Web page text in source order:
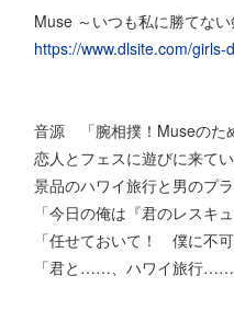
Muse ～いつも私に勝てな
https://www.dlsite.com/
音源 「腕相撲！Museのた
恋人とフェスに遊びに来て
景品のハワイ旅行と男のプ
「今日の俺は『君のレスキ
「任せておいて！ 僕に不可
「君と……、ハワイ旅行……